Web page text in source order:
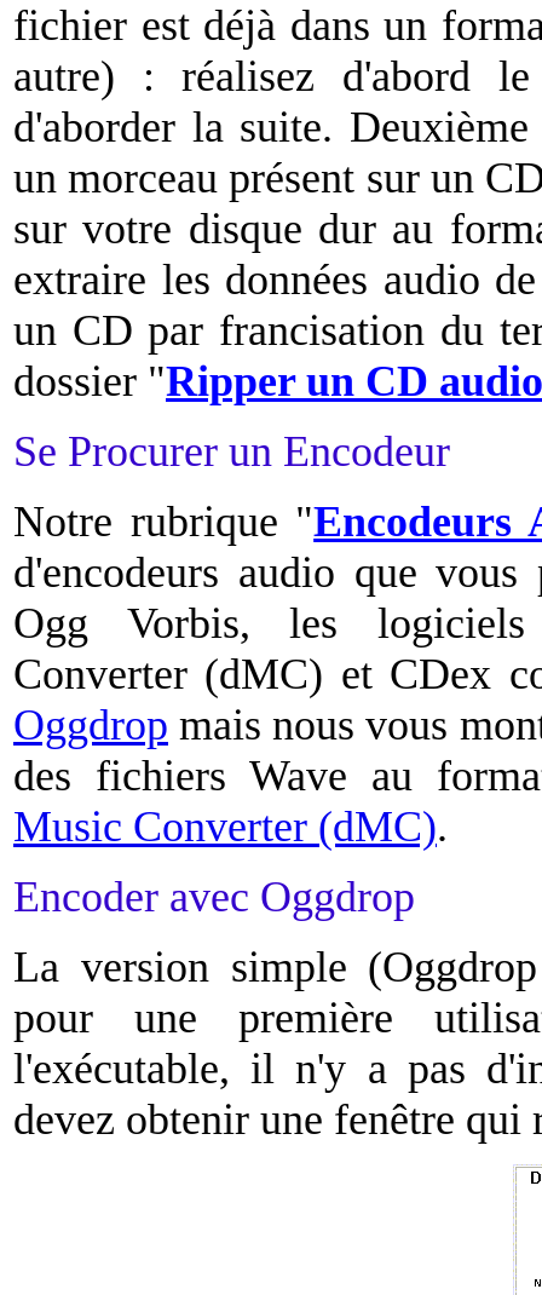
fichier est déjà dans un
autre) : réalisez d'abord
d'aborder la suite.
un morceau présent sur un
sur votre disque dur au
extraire les données audio
un CD par francisation du
dossier "Ripper un CD audio
Se Procurer un Encodeur
Notre rubrique "Encodeurs
d'encodeurs audio que
Ogg Vorbis, les logiciels
Converter (dMC) et CDex
Oggdrop mais nous vous
des fichiers Wave au
Music Converter (dMC).
Encoder avec Oggdrop
La version simple
pour une première
l'exécutable, il n'y a pas
devez obtenir une fenêtre qui